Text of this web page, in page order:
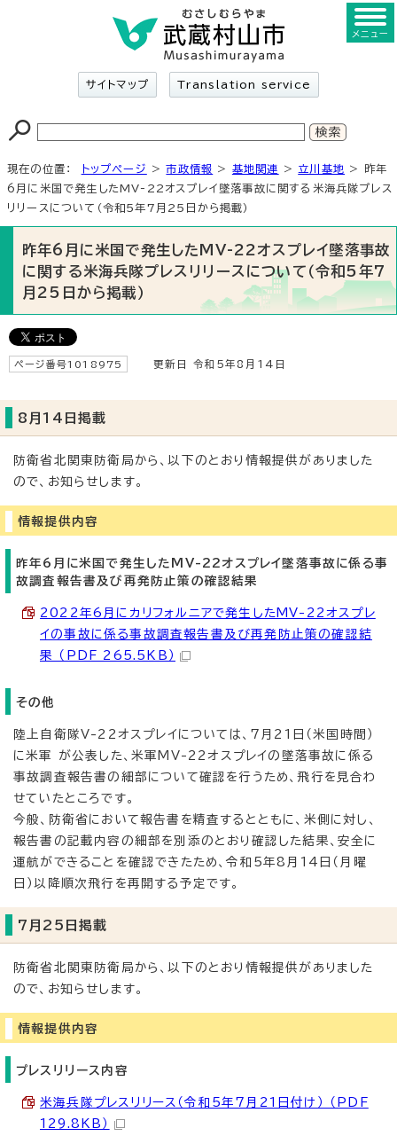
サイトマップ Translation service
メニュー
現在の位置： トップページ >市政情報 > 基地関連 > 立川基地
> 昨年
6月に米国で発生したMV-22オスプレイ墜落事故に関する米海兵隊プレス
リリースについて（令和5年7月25日から掲載）
昨年6月に米国で発生したMV-22オスプレイ墜落事故
に関する米海兵隊プレスリリースについて（令和5年7
月25日から掲載）
ページ番号1018975 更新日 令和5年8月14日
8月14日掲載
防衛省北関東防衛局から、以下のとおり情報提供がありました
ので、お知らせします。
情報提供内容
昨年6月に米国で発生したMV-22オスプレイ墜落事故に係る事
故調査報告書及び再発防止策の確認結果
2022年6月にカリフォルニアで発生したMV-22オスプレ
イの事故に係る事故調査報告書及び再発防止策の確認結
果 （PDF 265.5KB）
その他
陸上自衛隊V-22オスプレイについては、7月21日（米国時間）
に米軍 が公表した、米軍MV-22オスプレイの墜落事故に係る
事故調査報告書の細部について確認を行うため、飛行を見合わ
せていたところです。
今般、防衛省において報告書を精査するとともに、米側に対し、
報告書の記載内容の細部を別添のとおり確認した結果、安全に
運航ができることを確認できたため、令和5年8月14日（月曜
日）以降順次飛行を再開する予定です。
7月25日掲載
防衛省北関東防衛局から、以下のとおり情報提供がありました
ので、お知らせします。
情報提供内容
プレスリリース内容
米海兵隊プレスリリース（令和5年7月21日付け） （PDF
129.8KB）